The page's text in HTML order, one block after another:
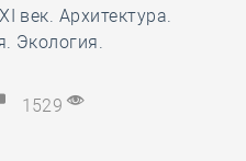
век. Архитектура.
Экология.
1529